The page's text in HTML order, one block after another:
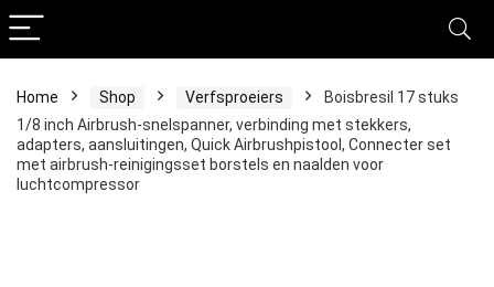
Home Shop Verfsproeiers
Boisbresil 17 stuks
1/8 inch Airbrush-snelspanner, verbinding met stekkers,
adapters, aansluitingen, Quick Airbrushpistool, Connecter set
met airbrush-reinigingsset borstels en naalden voor
luchtcompressor